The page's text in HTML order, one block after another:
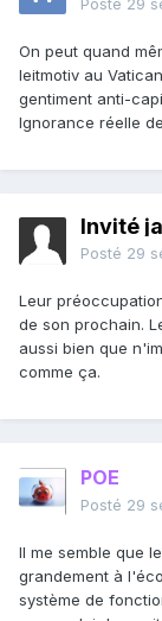
Posté 29
On peut quand
leitmotiv au
gentiment anti-
Ignorance réelle
Invité
Posté 29
Leur
de son prochain.
aussi bien que
comme ça.
POE
Posté 29
Il me semble que
grandement à
système de